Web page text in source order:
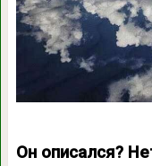
Он описался?